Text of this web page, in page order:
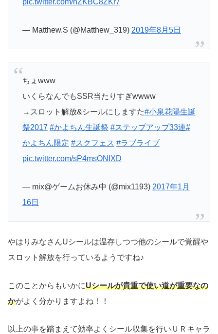
pic.twitter.com/nZKBC8ZKr7
— Matthew.S (@Matthew_319) 2019年8月5日
ちょwww
いくらなんでもSSR当たりすぎwwww
→スロット解放&シールにしますた#小泉花陽生誕
祭2017 #かよちん生誕祭 #ステップアップ33連#
かよちん限定 #スクフェス #ラブライブ
pic.twitter.com/sP4msONIXD
— mix@ゲームお休み中 (@mix1193) 2017年1月
16日
やはりみなさんUシールは温存しつつ他のシールで覚醒や
スロット解放を行っているようですね♪
このことからもいかにUシールが貴重で使い道が重要なの
かがよく分かりますよね！！
以上の事を踏まえて効率よくシール収集を行いＵＲキャラ